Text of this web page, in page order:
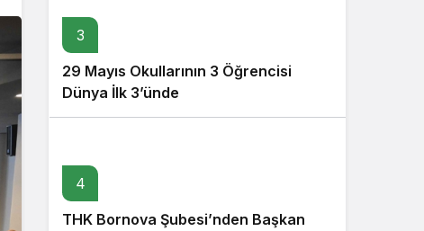
3
29 Mayıs Okullarının 3 Öğrencisi
Dünya İlk 3’ünde
4
THK Bornova Şubesi’nden Başkan